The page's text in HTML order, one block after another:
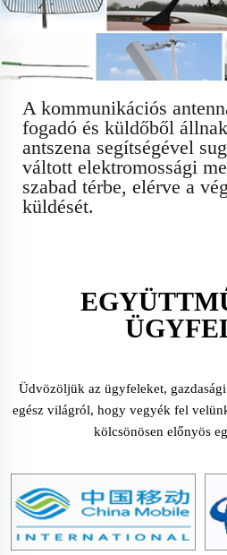
A kommunikációs
fogadó és küldőből
antszena segítségével
váltott elektromossági
szabad térbe, elérve a
küldését.
Üdvözöljük az ügyfeleket,
egész világról, hogy vegyék fel
kölcsönösen előnyös